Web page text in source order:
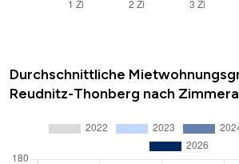
Durchschnittliche
Reudnitz-Thonberg nach